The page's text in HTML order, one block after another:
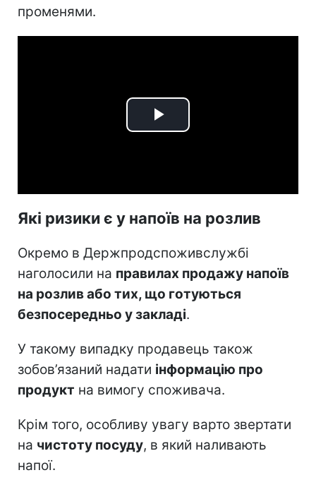
променями.
Play
Які ризики є у напоїв на розлив
Окремо в Держпродспоживслужбі
наголосили на правилах продажу напоїв
на розлив або тих, що готуються
безпосередньо у закладі.
У такому випадку продавець також
зобов’язаний надати інформацію про
продукт на вимогу споживача.
Крім того, особливу увагу варто звертати
на чистоту посуду, в який наливають
напої.